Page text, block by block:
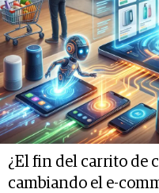
¿El fin del carrito de
cambiando el e-